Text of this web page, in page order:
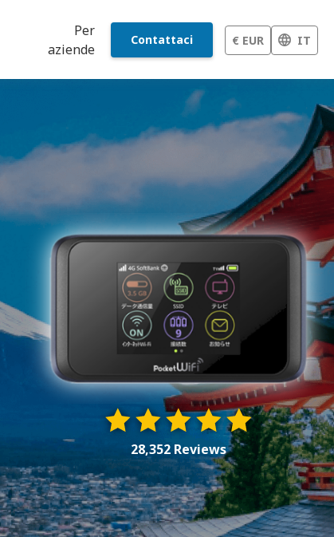
Per
aziende
Contattaci € EUR IT
28,352 Reviews